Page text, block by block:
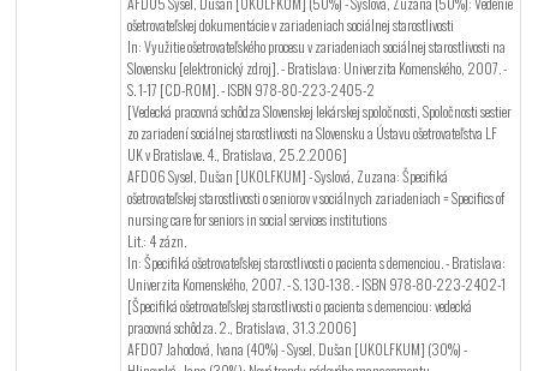
ošetrovateľskej dokumentácie v zariadeniach sociálnej starostlivosti
In: Využitie ošetrovateľského procesu v zariadeniach sociálnej starostlivosti na
Slovensku [elektronický zdroj]. - Bratislava: Univerzita Komenského, 2007. -
S. 1-17 [CD-ROM]. - ISBN 978-80-223-2405-2
[Vedecká pracovná schôdza Slovenskej lekárskej spoločnosti, Spoločnosti sestier
zo zariadení sociálnej starostlivosti na Slovensku a Ústavu ošetrovateľstva LF
UK v Bratislave. 4., Bratislava, 25.2.2006]
AFD06 Sysel, Dušan [UKOLFKUM] - Syslová, Zuzana: Špecifiká
ošetrovateľskej starostlivosti o seniorov v sociálnych zariadeniach = Specifics of
nursing care for seniors in social services institutions
Lit.: 4 zázn.
In: Špecifiká ošetrovateľskej starostlivosti o pacienta s demenciou. - Bratislava:
Univerzita Komenského, 2007. - S. 130-138. - ISBN 978-80-223-2402-1
[Špecifiká ošetrovateľskej starostlivosti o pacienta s demenciou: vedecká
pracovná schôdza. 2., Bratislava, 31.3.2006]
AFD07 Jahodová, Ivana (40%) - Sysel, Dušan [UKOLFKUM] (30%) -
Odeslat